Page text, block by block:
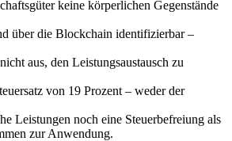
keine körperlichen Gegenstände
über die Blockchain identifizierbar –
aus, den Leistungsaustausch zu
von 19 Prozent – weder der
Leistungen noch eine Steuerbefreiung als
zur Anwendung.